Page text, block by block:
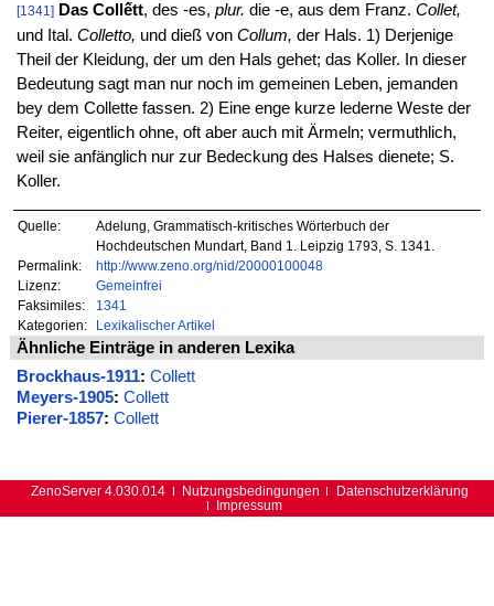
[1341] Das Collếtt, des -es, plur. die -e, aus dem Franz. Collet,
und Ital. Colletto, und dieß von Collum, der Hals. 1) Derjenige
Theil der Kleidung, der um den Hals gehet; das Koller. In dieser
Bedeutung sagt man nur noch im gemeinen Leben, jemanden
bey dem Collette fassen. 2) Eine enge kurze lederne Weste der
Reiter, eigentlich ohne, oft aber auch mit Ärmeln; vermuthlich,
weil sie anfänglich nur zur Bedeckung des Halses dienete; S.
Koller.
Quelle:
Adelung, Grammatisch-kritisches Wörterbuch der
Hochdeutschen Mundart, Band 1. Leipzig 1793, S. 1341.
Permalink:
http://www.zeno.org/nid/20000100048
Lizenz:
Gemeinfrei
Faksimiles:
1341
Kategorien:
Lexikalischer Artikel
Ähnliche Einträge in anderen Lexika
Brockhaus-1911: Collett
Meyers-1905: Collett
Pierer-1857: Collett
ZenoServer 4.030.014 Nutzungsbedingungen
Datenschutzerklärung
Impressum